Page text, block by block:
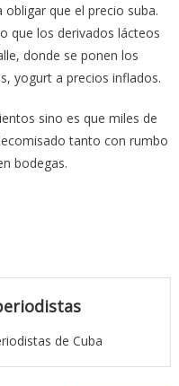
que el precio suba.
que los derivados lácteos
donde se ponen los
yogurt a precios inflados.
sino es que miles de
tanto con rumbo
bodegas.
de Cuba